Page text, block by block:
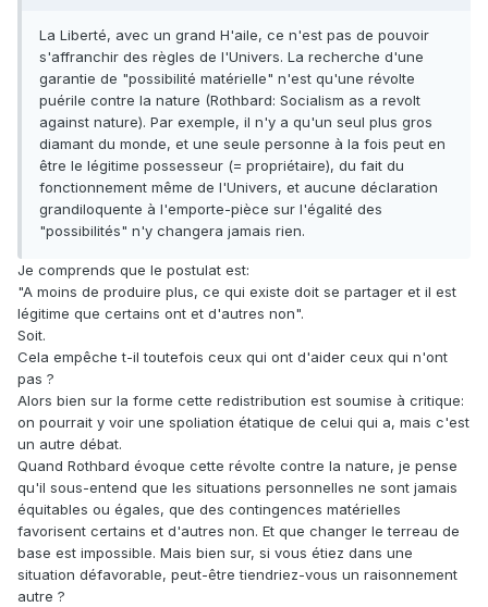
La Liberté, avec un grand H'aile, ce n'est pas de pouvoir
s'affranchir des règles de l'Univers. La recherche d'une
garantie de "possibilité matérielle" n'est qu'une révolte
puérile contre la nature (Rothbard: Socialism as a revolt
against nature). Par exemple, il n'y a qu'un seul plus gros
diamant du monde, et une seule personne à la fois peut en
être le légitime possesseur (= propriétaire), du fait du
fonctionnement même de l'Univers, et aucune déclaration
grandiloquente à l'emporte-pièce sur l'égalité des
"possibilités" n'y changera jamais rien.
Je comprends que le postulat est:
"A moins de produire plus, ce qui existe doit se partager et il est
légitime que certains ont et d'autres non".
Soit.
Cela empêche t-il toutefois ceux qui ont d'aider ceux qui n'ont
pas ?
Alors bien sur la forme cette redistribution est soumise à critique:
on pourrait y voir une spoliation étatique de celui qui a, mais c'est
un autre débat.
Quand Rothbard évoque cette révolte contre la nature, je pense
qu'il sous-entend que les situations personnelles ne sont jamais
équitables ou égales, que des contingences matérielles
favorisent certains et d'autres non. Et que changer le terreau de
base est impossible. Mais bien sur, si vous étiez dans une
situation défavorable, peut-être tiendriez-vous un raisonnement
autre ?